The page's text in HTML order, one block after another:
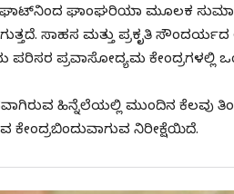
ಘಾಂಘರಿಯಾ ಮೂಲಕ
ಸಾಹಸ ಮತ್ತು ಪ್ರಕೃತಿ
ಪರಿಸರ ಪ್ರವಾಸೋದ್ಯಮ ಕೇಂದ್ರಗಳಲ್ಲಿ
ಹಿನ್ನೆಲೆಯಲ್ಲಿ ಮುಂದಿನ ಕೆಲವು
ಕೇಂದ್ರಬಿಂದುವಾಗುವ ನಿರೀಕ್ಷೆಯಿದೆ.